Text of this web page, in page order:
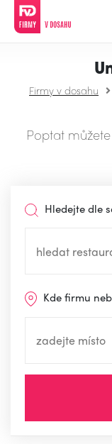
Firmy v dosahu
Poptat
Hledejte dle
Kde firmu